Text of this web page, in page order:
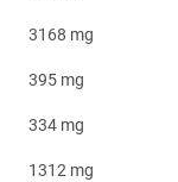
3168 mg
395 mg
334 mg
1312 mg